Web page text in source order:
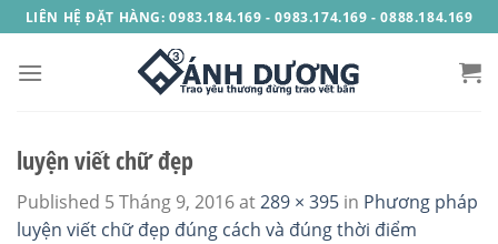
Skip
to
content
LIÊN HỆ ĐẶT HÀNG: 0983.184.169 - 0983.174.169 - 0888.184.169
luyện viết chữ đẹp
Published 5 Tháng 9, 2016at289 × 395 in Phương pháp
luyện viết chữ đẹp đúng cách và đúng thời điểm